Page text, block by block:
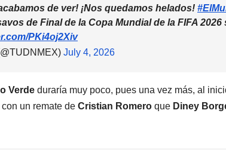
de ver! ¡Nos quedamos helados!
de Final de la Copa Mundial de la FIFA 2026
PKi4oj2Xiv
July 4, 2026
Verde duraría muy poco, pues una vez más, al
un remate de Cristian Romero que Diney